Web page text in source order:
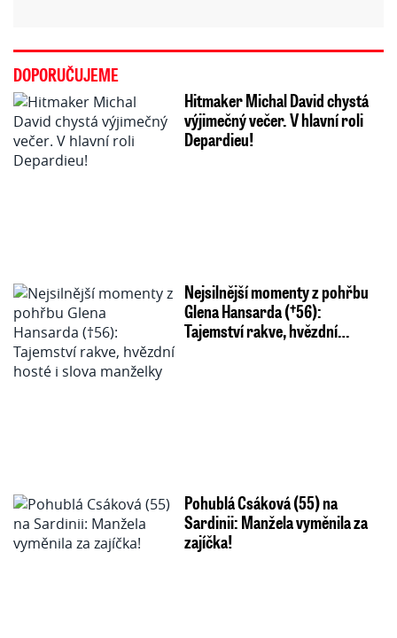
DOPORUČUJEME
Hitmaker Michal David chystá
výjimečný večer. V hlavní roli
Depardieu!
Nejsilnější momenty z pohřbu
Glena Hansarda (†56):
Tajemství rakve, hvězdní…
Pohublá Csáková (55) na
Sardinii: Manžela vyměnila za
zajíčka!